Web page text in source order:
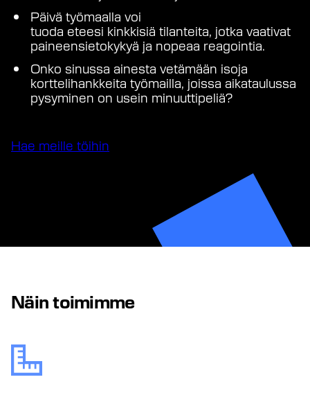
Päivä työmaalla voi
tuoda eteesi kinkkisiä tilanteita, jotka vaativat
paineensietokykyä ja nopeaa reagointia.
Onko sinussa ainesta vetämään isoja
korttelihankkeita työmailla, joissa aikataulussa
pysyminen on usein minuuttipeliä?
Hae meille töihin
Näin toimimme